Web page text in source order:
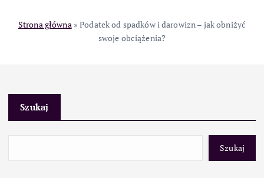
Strona główna»Podatek od spadków i darowizn – jak obniżyć
swoje obciążenia?
Szukaj
Szukaj